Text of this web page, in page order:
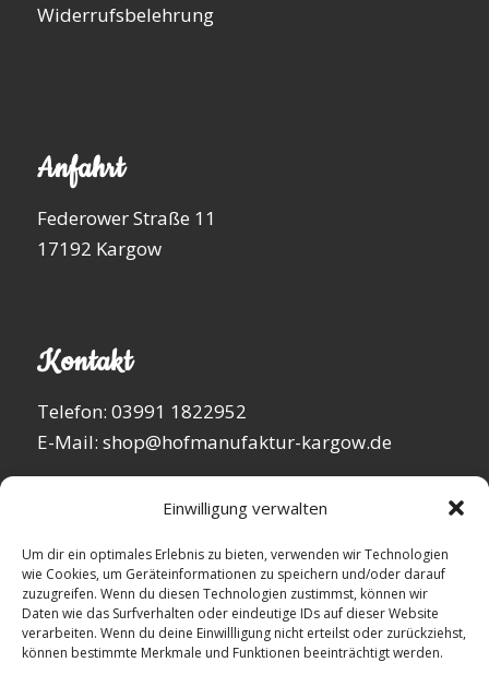
Einwilligung verwalten
Um dir ein optimales Erlebnis zu bieten, verwenden wir Technologien
wie Cookies, um Geräteinformationen zu speichern und/oder darauf
zuzugreifen. Wenn du diesen Technologien zustimmst, können wir
Daten wie das Surfverhalten oder eindeutige IDs auf dieser Website
verarbeiten. Wenn du deine Einwillligung nicht erteilst oder zurückziehst,
können bestimmte Merkmale und Funktionen beeinträchtigt werden.
Widerrufsbelehrung
Anfahrt
Federower Straße 11
17192 Kargow
Kontakt
Telefon: 03991 1822952
E-Mail: shop@hofmanufaktur-kargow.de